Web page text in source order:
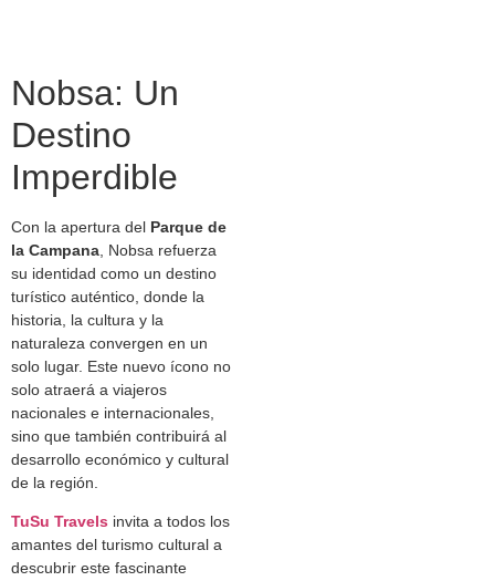
Nobsa: Un
Destino
Imperdible
Con la apertura del Parque de
la Campana , Nobsa refuerza
su identidad como un destino
turístico auténtico, donde la
historia, la cultura y la
naturaleza convergen en un
solo lugar. Este nuevo ícono no
solo atraerá a viajeros
nacionales e internacionales,
sino que también contribuirá al
desarrollo económico y cultural
de la región.
TuSu Travels invita a todos los
amantes del turismo cultural a
descubrir este fascinante